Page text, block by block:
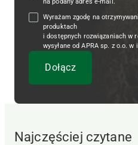
Wyrażam zgodę na
produktach
i dostępnych rozwiązaniach w
wysyłane od APRA sp. z o.o.
Najczęściej czytane